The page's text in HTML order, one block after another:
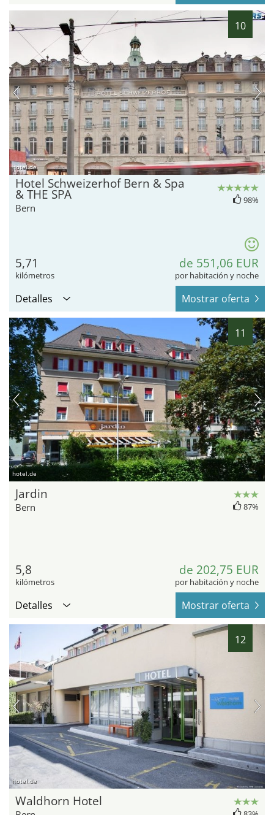
10
hotel.de
Hotel Schweizerhof Bern & Spa
& THE SPA
Bern
98%
5,71
kilómetros
de 551,06 EUR
por habitación y noche
Detalles Mostrar oferta
11
hotel.de
Jardin
Bern 87%
5,8
kilómetros
de 202,75 EUR
por habitación y noche
Detalles Mostrar oferta
12
hotel.de
Waldhorn Hotel